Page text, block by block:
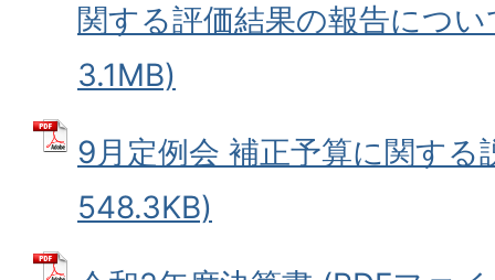
関する評価結果の報告につ
3.1MB)
9月定例会 補正予算に関する
548.3KB)